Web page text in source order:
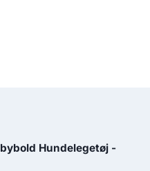
Hundelegetøj -